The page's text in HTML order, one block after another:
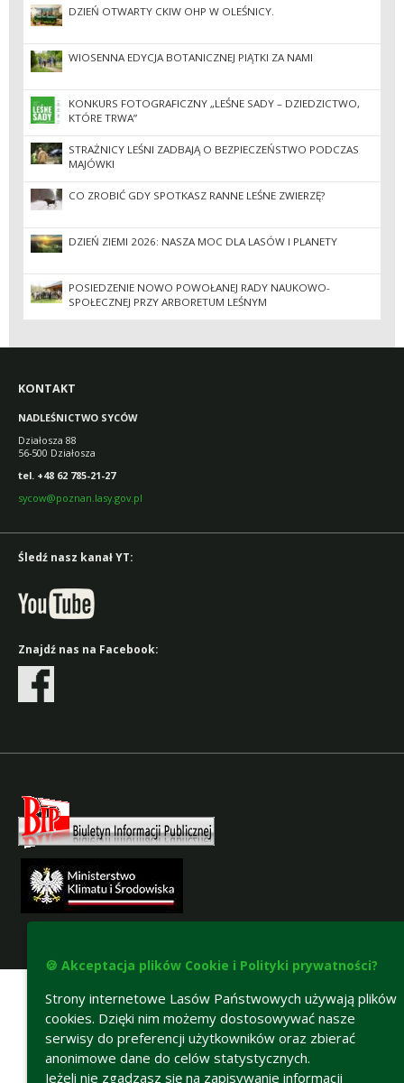
DZIEŃ OTWARTY CKIW OHP W OLEŚNICY.
WIOSENNA EDYCJA BOTANICZNEJ PIĄTKI ZA NAMI
KONKURS FOTOGRAFICZNY „LEŚNE SADY – DZIEDZICTWO,
KTÓRE TRWA”
STRAŻNICY LEŚNI ZADBAJĄ O BEZPIECZEŃSTWO PODCZAS
MAJÓWKI
CO ZROBIĆ GDY SPOTKASZ RANNE LEŚNE ZWIERZĘ?
DZIEŃ ZIEMI 2026: NASZA MOC DLA LASÓW I PLANETY
POSIEDZENIE NOWO POWOŁANEJ RADY NAUKOWO-
SPOŁECZNEJ PRZY ARBORETUM LEŚNYM
KONTAKT
NADLEŚNICTWO SYCÓW
Działosza 88
56-500 Działosza
tel. +48 62 785-21-27
sycow@poznan.lasy.gov.pl
Śledź nasz kanał YT:
Znajdź nas na Facebook:
🍪 Akceptacja plików Cookie i Polityki prywatności?
Strony internetowe Lasów Państwowych używają plików
cookies. Dzięki nim możemy dostosowywać nasze
serwisy do preferencji użytkowników oraz zbierać
anonimowe dane do celów statystycznych.
Jeżeli nie zgadzasz się na zapisywanie informacji